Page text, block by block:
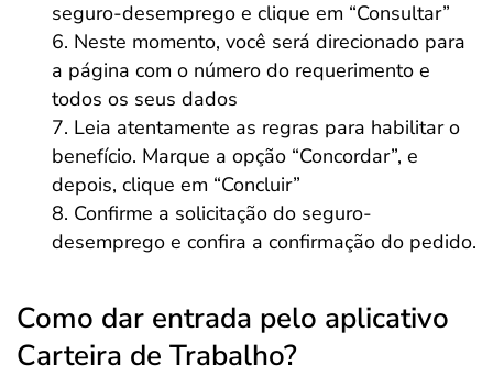
seguro-desemprego e clique em “Consultar”
Neste momento, você será direcionado para
a página com o número do requerimento e
todos os seus dados
Leia atentamente as regras para habilitar o
benefício. Marque a opção “Concordar”, e
depois, clique em “Concluir”
Confirme a solicitação do seguro-
desemprego e confira a confirmação do pedido.
Como dar entrada pelo aplicativo
Carteira de Trabalho?